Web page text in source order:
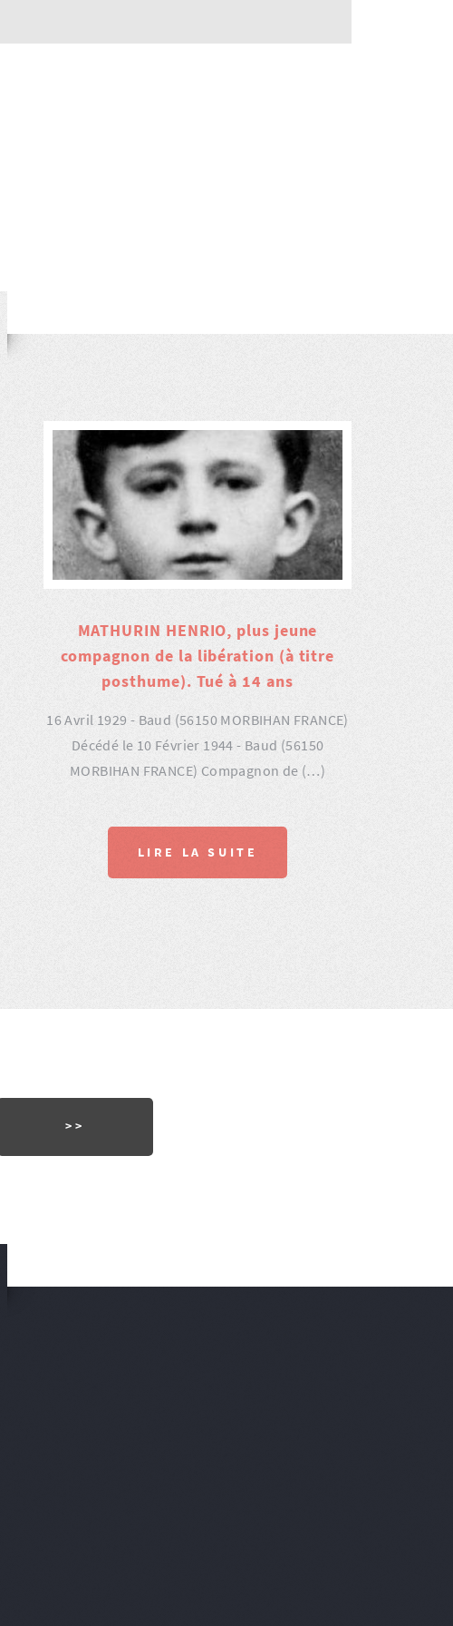
MATHURIN HENRIO, plus jeune
compagnon de la libération (à titre
posthume). Tué à 14 ans
16 Avril 1929 - Baud (56150 MORBIHAN FRANCE)
Décédé le 10 Février 1944 - Baud (56150
MORBIHAN FRANCE) Compagnon de (…)
LIRE LA SUITE